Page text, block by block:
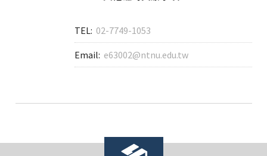
TEL: 02-7749-1053
Email: e63002@ntnu.edu.tw